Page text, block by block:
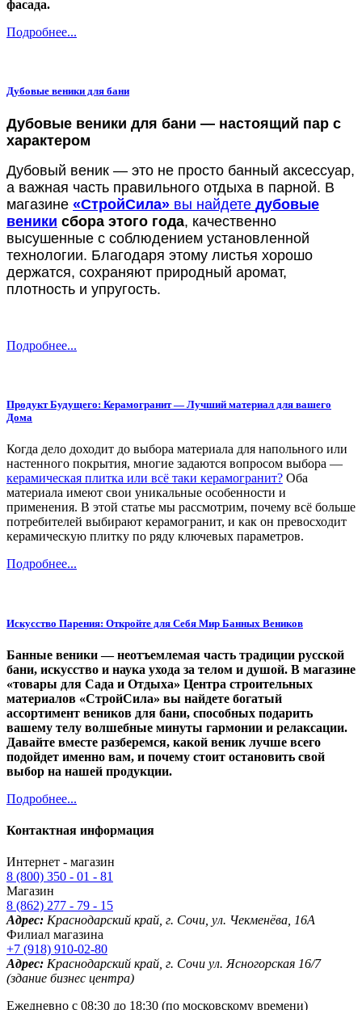
фасада.
Подробнее...
Дубовые веники для бани
Дубовые веники для бани — настоящий пар с
характером
Дубовый веник — это не просто банный аксессуар,
а важная часть правильного отдыха в парной. В
магазине «СтройСила» вы найдете дубовые
веники сбора этого года, качественно
высушенные с соблюдением установленной
технологии. Благодаря этому листья хорошо
держатся, сохраняют природный аромат,
плотность и упругость.
Подробнее...
Продукт Будущего: Керамогранит — Лучший материал для вашего
Дома
Когда дело доходит до выбора материала для напольного или
настенного покрытия, многие задаются вопросом выбора —
керамическая плитка или всё таки керамогранит? Оба
материала имеют свои уникальные особенности и
применения. В этой статье мы рассмотрим, почему всё больше
потребителей выбирают керамогранит, и как он превосходит
керамическую плитку по ряду ключевых параметров.
Подробнее...
Искусство Парения: Откройте для Себя Мир Банных Веников
Банные веники — неотъемлемая часть традиции русской
бани, искусство и наука ухода за телом и душой. В магазине
«товары для Сада и Отдыха» Центра строительных
материалов «СтройСила» вы найдете богатый
ассортимент веников для бани, способных подарить
вашему телу волшебные минуты гармонии и релаксации.
Давайте вместе разберемся, какой веник лучше всего
подойдет именно вам, и почему стоит остановить свой
выбор на нашей продукции.
Подробнее...
Контактная информация
Интернет - магазин
8 (800) 350 - 01 - 81
Магазин
8 (862) 277 - 79 - 15
Адрес: Краснодарский край, г. Сочи, ул. Чекменёва, 16А
Филиал магазина
+7 (918) 910-02-80
Адрес: Краснодарский край, г. Сочи ул. Ясногорская 16/7
(здание бизнес центра)
Ежедневно с 08:30 до 18:30 (по московскому времени)